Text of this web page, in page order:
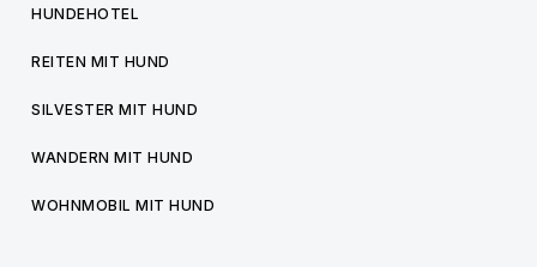
HUNDEHOTEL
REITEN MIT HUND
SILVESTER MIT HUND
WANDERN MIT HUND
WOHNMOBIL MIT HUND